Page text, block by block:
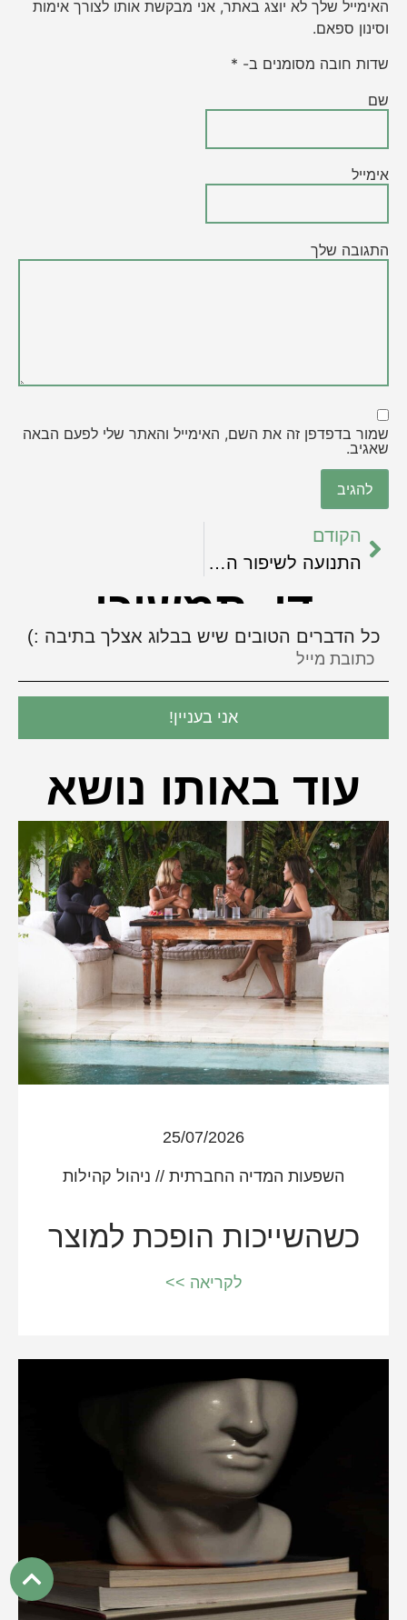
האימייל שלך לא יוצג באתר, אני מבקשת אותו לצורך אימות
וסינון ספאם.
שדות חובה מסומנים ב- *
שם
אימייל
התגובה שלך
שמור בדפדפן זה את השם, האימייל והאתר שלי לפעם הבאה
שאגיב.
הקודם
התנועה לשיפור העצמי
די, תמשיכי
כל הדברים הטובים שיש בבלוג אצלך בתיבה :)
אני בעניין!
עוד באותו נושא
25/07/2026
השפעות המדיה החברתית // ניהול קהילות
כשהשייכות הופכת למוצר
לקריאה >>